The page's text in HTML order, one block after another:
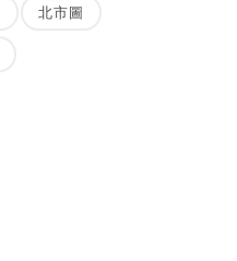
北市圖